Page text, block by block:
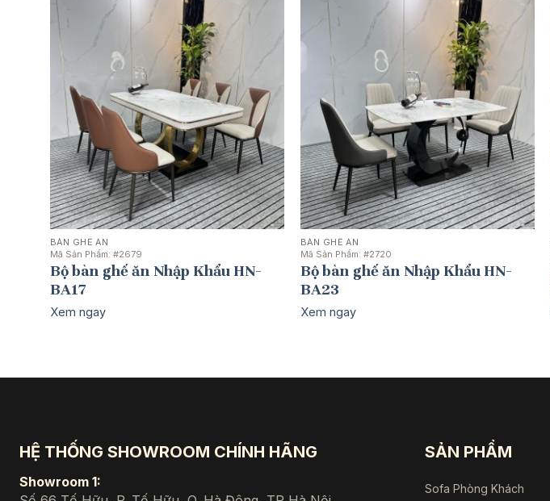
BÀN GHẾ ĂN
Mã Sản Phẩm: #2679
Bộ bàn ghế ăn Nhập Khẩu HN-
BA17
Xem ngay
BÀN GHẾ ĂN
Mã Sản Phẩm: #2720
Bộ bàn ghế ăn Nhập Khẩu HN-
BA23
Xem ngay
HỆ THỐNG SHOWROOM CHÍNH HÃNG
Showroom 1:
SẢN PHẨM
Sofa Phòng Khách